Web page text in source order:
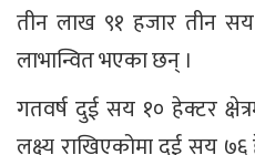
तीन लाख ९१ हजार तीन
लाभान्वित भएका छन् ।
गतवर्ष दुई सय १० हेक्टर
लक्ष्य राखिएकोमा दुई सय ७६